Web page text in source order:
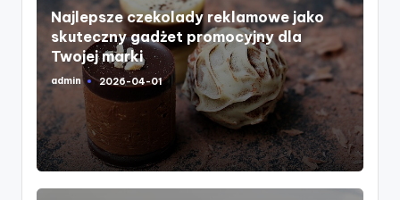
Najlepsze czekolady reklamowe jako
skuteczny gadżet promocyjny dla
Twojej marki
Posted
admin 2026-04-01